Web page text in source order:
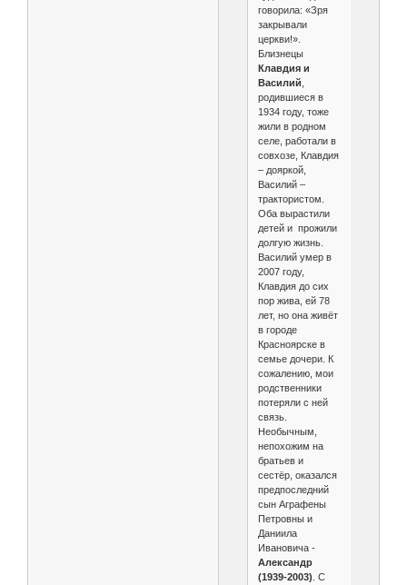
говорила: «Зря
закрывали
церкви!».
Близнецы
Клавдия и
Василий
родившиеся в
1934 году, тоже
жили в родном
селе, работали в
совхозе, Клавдия
– дояркой,
Василий –
трактористом.
Оба вырастили
детей и прожили
долгую жизнь.
Василий умер в
2007 году,
Клавдия до сих
пор жива, ей 78
лет, но она живёт
в городе
Красноярске в
семье дочери. К
сожалению, мои
родственники
потеряли с ней
связь.
Необычным,
непохожим на
братьев и
сестёр, оказался
предпоследний
сын Аграфены
Петровны и
Даниила
Ивановича -
Александр
(1939-2003) . С